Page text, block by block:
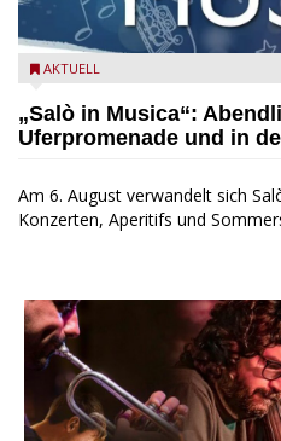
Salò in Musica 2026
AKTUELL
„Salò in Musica“:
Uferpromenade und in
Am 6. August verwandelt sich
Konzerten, Aperitifs und